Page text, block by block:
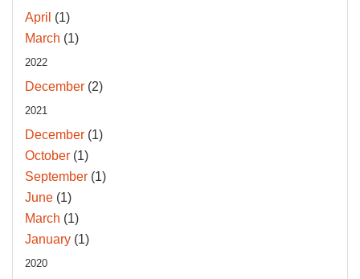
April (1)
March (1)
2022
December (2)
2021
December (1)
October (1)
September (1)
June (1)
March (1)
January (1)
2020